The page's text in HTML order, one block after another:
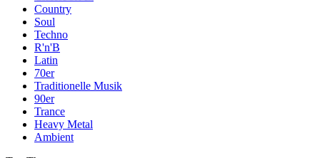
Country
Soul
Techno
R'n'B
Latin
70er
Traditionelle Musik
90er
Trance
Heavy Metal
Ambient